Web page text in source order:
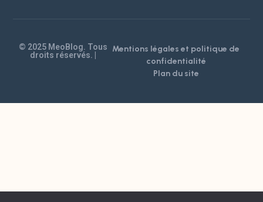
© 2025 MeoBlog. Tous
droits réservés. |
Mentions légales et politique de
confidentialité
Plan du site